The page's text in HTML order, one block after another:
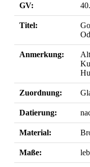
GV:
Titel:
Anmerkung:
Zuordnung:
Datierung:
Material:
Maße: